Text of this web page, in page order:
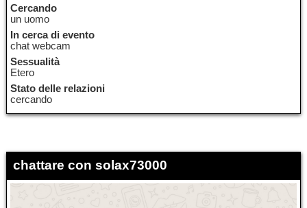
Cercando
un uomo
In cerca di evento
chat webcam
Sessualità
Etero
Stato delle relazioni
cercando
chattare con solax73000